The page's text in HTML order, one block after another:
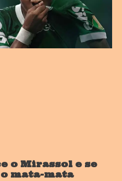
o Mirassol e se
mata-mata